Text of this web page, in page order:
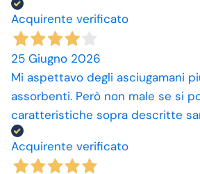
Acquirente verificato
25 Giugno 2026
Mi aspettavo degli asciugamani
assorbenti. Però non male se si
caratteristiche sopra descritte
Acquirente verificato